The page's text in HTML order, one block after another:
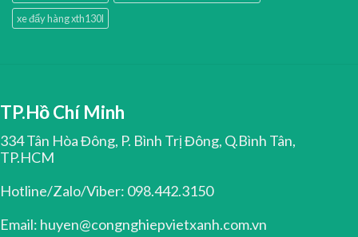
xe đẩy hàng xth130l
TP.Hồ Chí Minh
334 Tân Hòa Đông, P. Bình Trị Đông, Q.Bình Tân,
TP.HCM
Hotline/Zalo/Viber: 098.442.3150
Email: huyen@congnghiepvietxanh.com.vn